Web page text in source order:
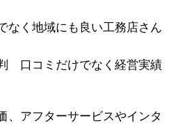
なく地域にも良い工務店さん
口コミだけでなく経営実績
、アフターサービスやインタ